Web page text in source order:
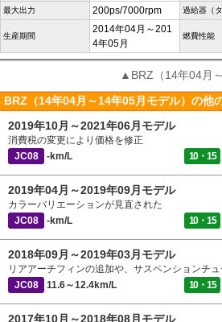
最大出力 200ps/7000rpm 過給器（タ
生産期間
2014年04月～201
4年05月
燃費性能
▲BRZ（14年04月
BRZ（14年04月～14年05月モデル）の他
2019年10月～2021年06月モデル
消費税の変更により価格を修正
JC08
-km/L 10・15
2019年04月～2019年09月モデル
カラーバリエーションが見直された
JC08
-km/L 10・15
2018年09月～2019年03月モデル
リアアーチフィンの追加や、サスペンションチ
JC08
11.6～12.4km/L 10・15
2017年10月～2018年08月モデル